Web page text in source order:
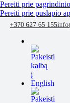
Pereiti prie
Pereiti prie puslapio
+370 627 65 155